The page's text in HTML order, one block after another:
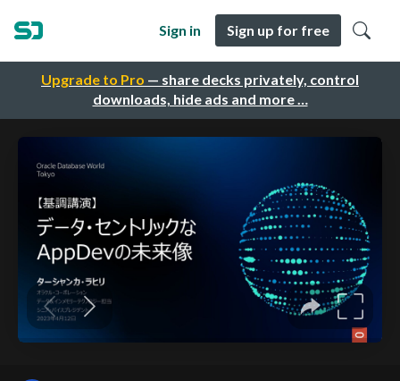
Upgrade to Pro — share decks privately, control
downloads, hide ads and more …
Sign in Sign up for free